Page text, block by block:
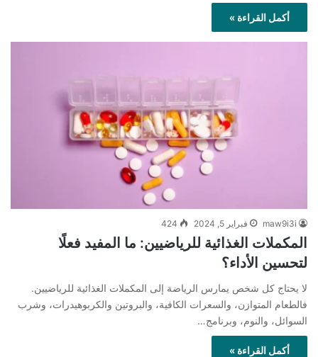
أكمل القراءة »
maw9i3i فبراير 5, 2024 424
المكملات الغذائية للرياضيين: ما المفيد فعلًا
لتحسين الأداء؟
لا يحتاج كل شخص يمارس الرياضة إلى المكملات الغذائية للرياضيين.
فالطعام المتوازن، والسعرات الكافية، والبروتين والكربوهيدرات، وشرب
السوائل، والنوم، وبرنامج…
أكمل القراءة »